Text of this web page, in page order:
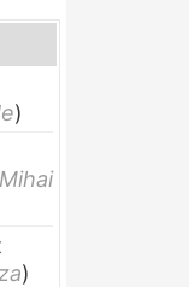
)
Mihai
)